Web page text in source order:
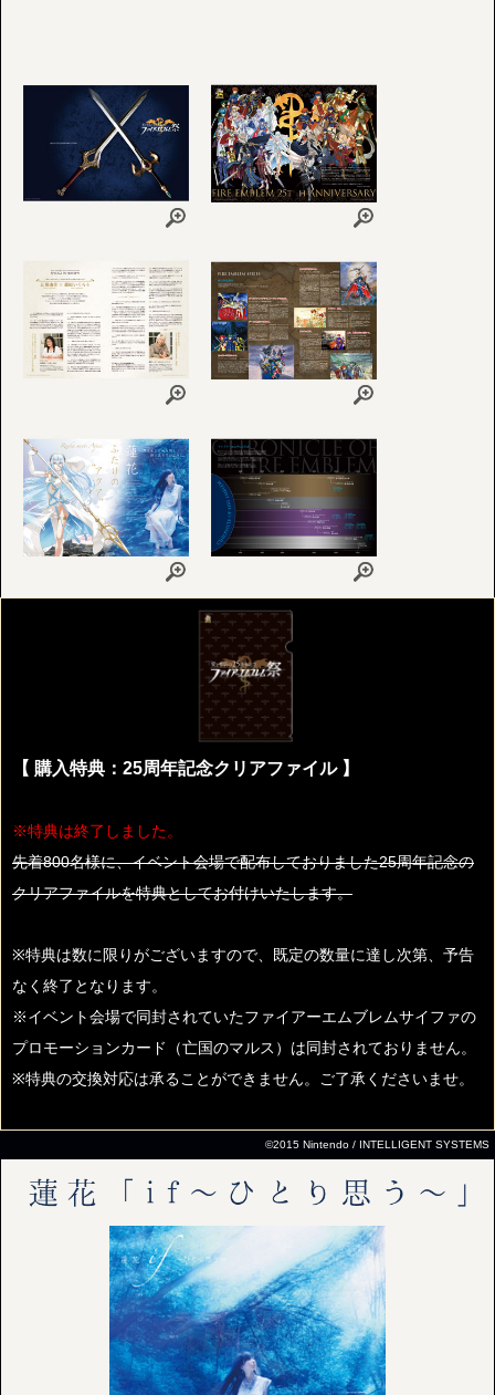
【 購入特典：25周年記念クリアファイル 】
※特典は終了しました。
先着800名様に、イベント会場で配布しておりました25周年記念の
クリアファイルを特典としてお付けいたします。
※特典は数に限りがございますので、既定の数量に達し次第、予告
なく終了となります。
※イベント会場で同封されていたファイアーエムブレムサイファの
プロモーションカード（亡国のマルス）は同封されておりません。
※特典の交換対応は承ることができません。ご了承くださいませ。
©2015 Nintendo / INTELLIGENT SYSTEMS